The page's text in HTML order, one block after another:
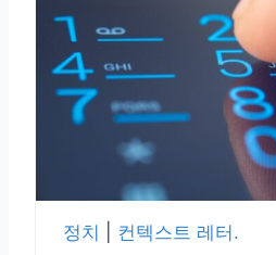
정치 컨텍스트 레터.